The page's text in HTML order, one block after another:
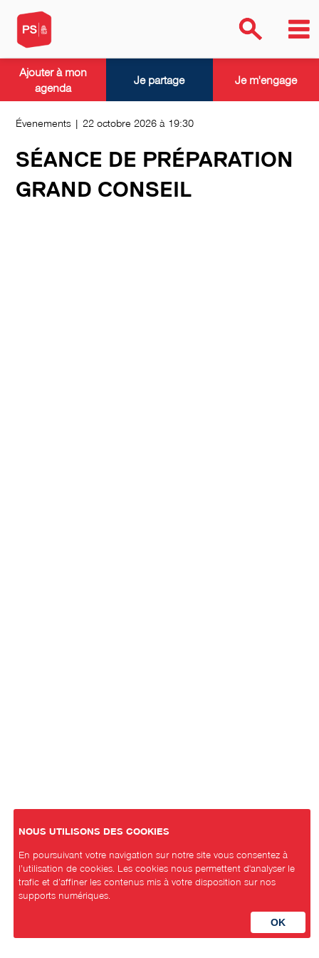
Évenements | 22 octobre 2026 à 19:30
SÉANCE DE PRÉPARATION
GRAND CONSEIL
Ajouter à mon
agenda
Je partage Je m'engage
NOUS UTILISONS DES COOKIES
En poursuivant votre navigation sur notre site vous consentez à
l’utilisation de cookies. Les cookies nous permettent d'analyser le
trafic et d’affiner les contenus mis à votre disposition sur nos
supports numériques.